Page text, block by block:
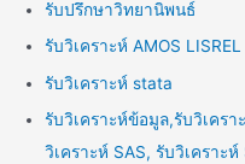
รับปรึกษาวิทยานิพนธ์
รับวิเคราะห์ AMOS LISREL
รับวิเคราะห์ stata
รับวิเคราะห์ข้อมูล,รับวิเครา
วิเคราะห์ SAS, รับวิเคราะ